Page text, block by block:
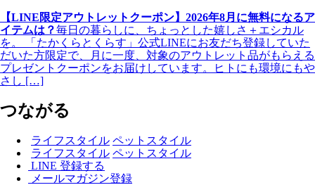
【LINE限定アウトレットクーポン】2026年8月に無料になるア
イテムは？毎日の暮らしに、ちょっとした嬉しさ＋エシカル
を。 「たかくらとくらす」公式LINEにお友だち登録していた
だいた方限定で、月に一度、対象のアウトレット品がもらえる
プレゼントクーポンをお届けしています。ヒトにも環境にもや
さし […]
つながる
ライフスタイル ペットスタイル
ライフスタイル ペットスタイル
LINE 登録する
メールマガジン登録